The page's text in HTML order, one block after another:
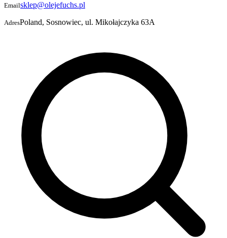
Emailsklep@olejefuchs.pl
AdresPoland, Sosnowiec, ul. Mikołajczyka 63A